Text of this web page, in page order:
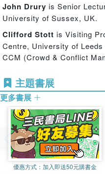
The crowd is often
danger – in the form of
placing crowd events back
ongoing historical and
groups and social
meaning to the analysis of
studies described in this
potential of crowd research
experience of crowd
planning, and
This book was originally
Contemporary Social
John Drury is Senior
University of Sussex, UK.
Clifford Stott is Visiting
Centre, University of
CCM (Crowd & Conflict
主題書展
更多書展
優惠方式： 加入即送50元購書金